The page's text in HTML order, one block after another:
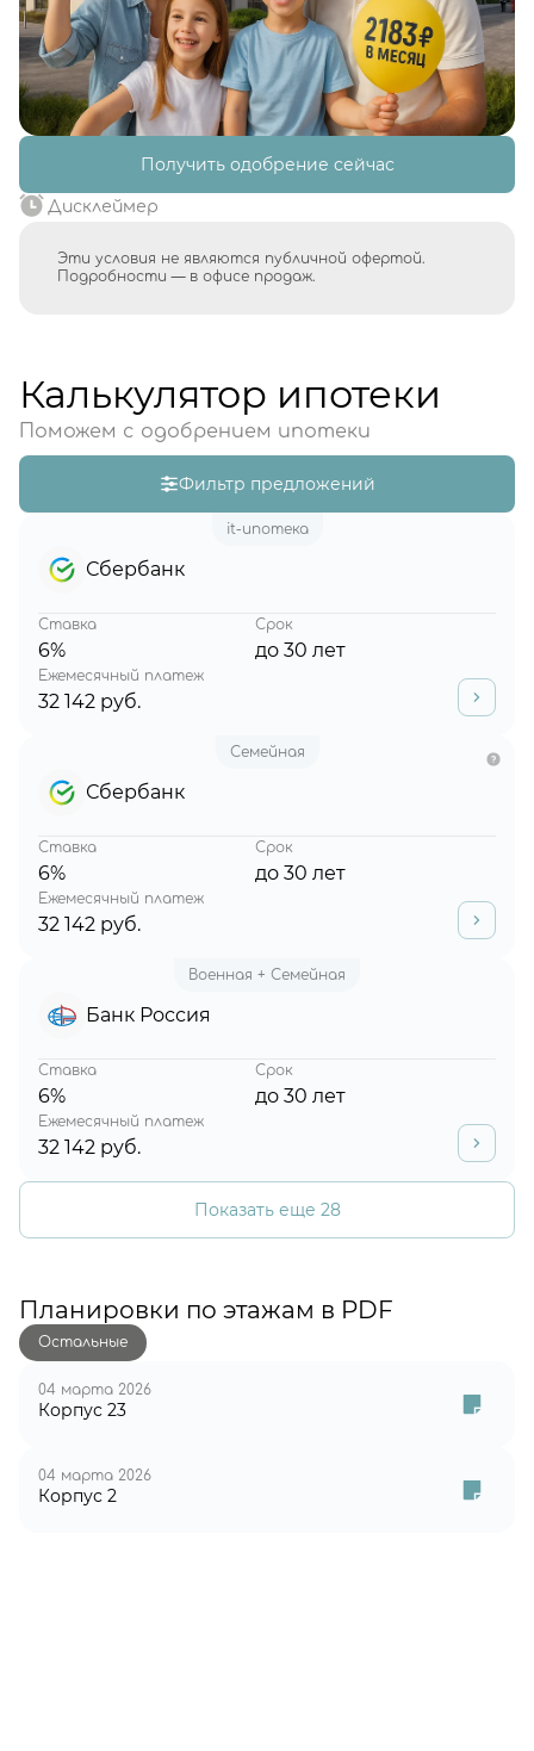
Получить одобрение сейчас
Дисклеймер
Эти условия не являются публичной офертой.
Подробности — в офисе продаж.
Калькулятор ипотеки
Поможем с одобрением ипотеки
Фильтр предложений
it-ипотека
Сбербанк
Ставка
6%
Срок
до 30 лет
Ежемесячный платеж
32 142 руб.
Семейная
Сбербанк
Ставка
6%
Срок
до 30 лет
Ежемесячный платеж
32 142 руб.
Военная + Семейная
Банк Россия
Ставка
6%
Срок
до 30 лет
Ежемесячный платеж
32 142 руб.
Показать еще 28
Планировки по этажам в PDF
Остальные
04 марта 2026
Корпус 23
04 марта 2026
Корпус 2